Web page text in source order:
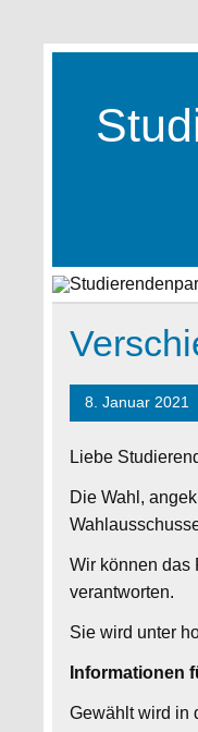
content
8. Januar 2021
Liebe
Die Wahl,
Wir können das
verantworten.
Sie wird unter
Informationen
Gewählt wird in